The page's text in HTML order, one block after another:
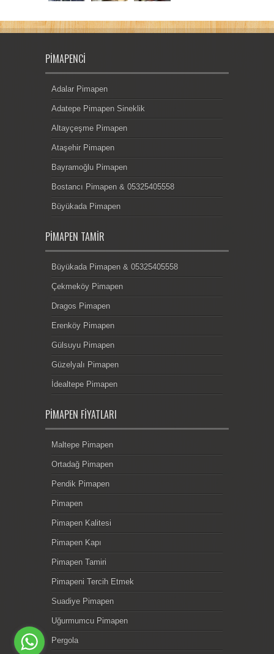
PIMAPENCI
Adalar Pimapen
Adatepe Pimapen Sineklik
Altayçeşme Pimapen
Ataşehir Pimapen
Bayramoğlu Pimapen
Bostancı Pimapen & 05325405558
Büyükada Pimapen
PIMAPEN TAMIR
Büyükada Pimapen & 05325405558
Çekmeköy Pimapen
Dragos Pimapen
Erenköy Pimapen
Gülsuyu Pimapen
Güzelyalı Pimapen
İdealtepe Pimapen
PIMAPEN FIYATLARI
Maltepe Pimapen
Ortadağ Pimapen
Pendik Pimapen
Pimapen
Pimapen Kalitesi
Pimapen Kapı
Pimapen Tamiri
Pimapeni Tercih Etmek
Suadiye Pimapen
Uğurmumcu Pimapen
Pergola